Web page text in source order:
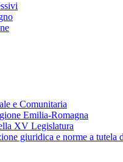
e Comunitaria
Emilia-Romagna
XV Legislatura
giuridica e norme a tutela